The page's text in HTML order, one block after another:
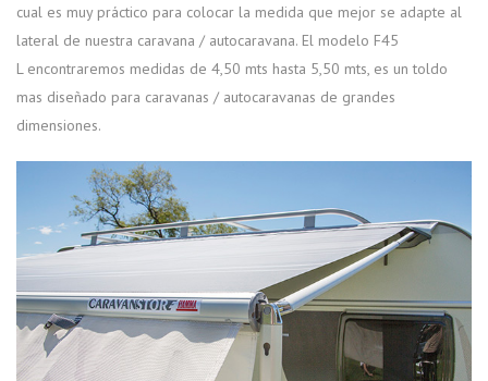
cual es muy práctico para colocar la medida que mejor se adapte al
lateral de nuestra caravana / autocaravana. El modelo F45
L encontraremos medidas de 4,50 mts hasta 5,50 mts, es un toldo
mas diseñado para caravanas / autocaravanas de grandes
dimensiones.